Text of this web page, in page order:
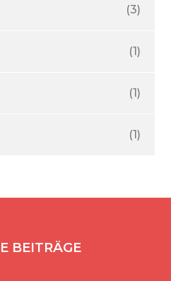
(3)
(1)
(1)
(1)
BEITRÄGE